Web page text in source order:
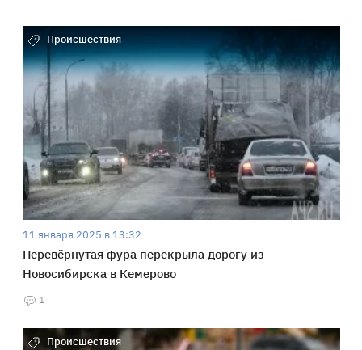
Происшествия
11 января 2025 в 13:32
Перевёрнутая фура перекрыла дорогу из
Новосибирска в Кемерово
1
Происшествия